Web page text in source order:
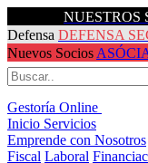
NUESTROS
Defensa DEFENSA
Nuevos Socios
Gestoría Online
Inicio Servicios
Emprende con Nosotros
Fiscal Laboral